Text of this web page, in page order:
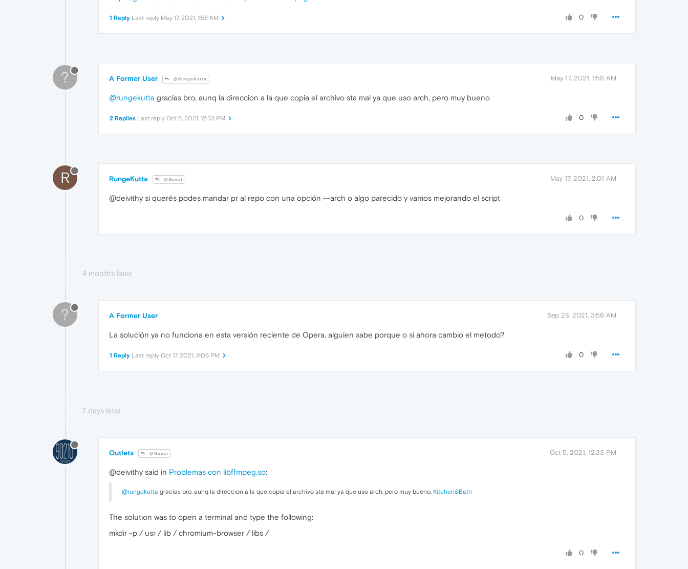
0
1 Reply Last reply May 17, 2021, 1:58 AM
? A Former User @RungeKutta May 17, 2021, 1:58 AM
@rungekutta gracias bro, aunq la direccion a la que copia el archivo sta mal ya que uso arch, pero muy bueno
0
2 Replies Last reply Oct 5, 2021, 12:33 PM
R RungeKutta @Guest May 17, 2021, 2:01 AM
@deivithy si querés podes mandar pr al repo con una opción --arch o algo parecido y vamos mejorando el script
0
4 months later
? A Former User Sep 28, 2021, 3:56 AM
La solución ya no funciona en esta versión reciente de Opera, alguien sabe porque o si ahora cambio el metodo?
0
1 Reply Last reply Oct 17, 2021, 9:06 PM
7 days later
Outlets @Guest Oct 5, 2021, 12:33 PM
@deivithy said in Problemas con libffmpeg.so:
@rungekutta gracias bro, aunq la direccion a la que copia el archivo sta mal ya que uso arch, pero muy bueno. Kitchen&Bath
The solution was to open a terminal and type the following:
mkdir -p / usr / lib / chromium-browser / libs /
0